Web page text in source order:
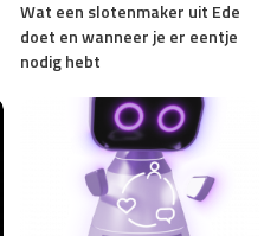
Wat een slotenmaker uit Ede
doet en wanneer je er eentje
nodig hebt